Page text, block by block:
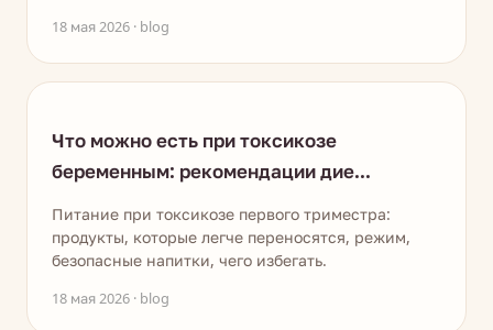
18 мая 2026 · blog
Что можно есть при токсикозе
беременным: рекомендации дие...
Питание при токсикозе первого триместра:
продукты, которые легче переносятся, режим,
безопасные напитки, чего избегать.
18 мая 2026 · blog